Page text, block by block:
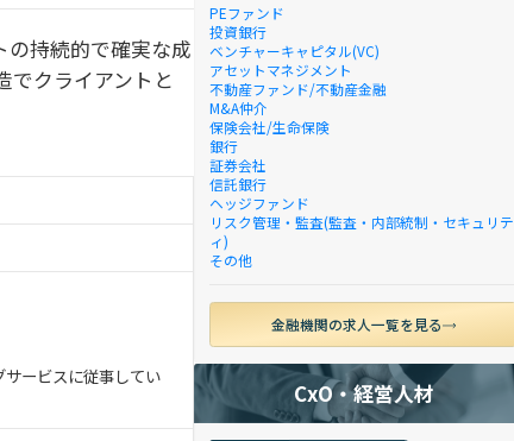
の持続的で確実な成
でクライアントと
サービスに従事してい
PEファンド
投資銀行
ベンチャーキャピタル(VC)
アセットマネジメント
不動産ファンド/不動産金融
M&A仲介
保険会社/生命保険
銀行
証券会社
信託銀行
ヘッジファンド
リスク管理・監査(監査・内部統制・セキュリテ
ィ)
その他
金融機関の求人一覧を見る
CxO・経営人材